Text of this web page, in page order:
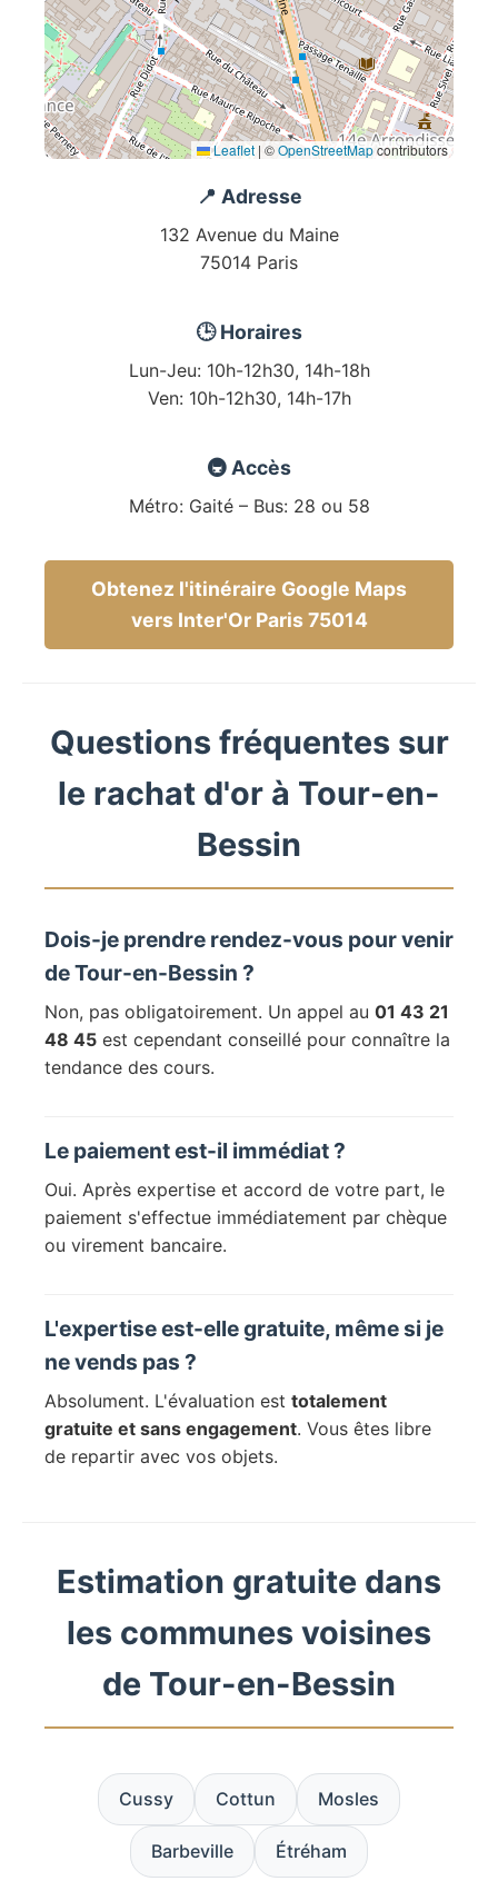
Leaflet | ©OpenStreetMapcontributors
📍 Adresse
132 Avenue du Maine
75014 Paris
🕒 Horaires
Lun-Jeu: 10h-12h30, 14h-18h
Ven: 10h-12h30, 14h-17h
🚇 Accès
Métro: Gaité – Bus: 28 ou 58
Obtenez l'itinéraire Google Maps
vers Inter'Or Paris 75014
Questions fréquentes sur
le rachat d'or à Tour-en-
Bessin
Dois-je prendre rendez-vous pour venir
de Tour-en-Bessin ?
Non, pas obligatoirement. Un appel au 01 43 21
48 45 est cependant conseillé pour connaître la
tendance des cours.
Le paiement est-il immédiat ?
Oui. Après expertise et accord de votre part, le
paiement s'effectue immédiatement par chèque
ou virement bancaire.
L'expertise est-elle gratuite, même si je
ne vends pas ?
Absolument. L'évaluation est totalement
gratuite et sans engagement. Vous êtes libre
de repartir avec vos objets.
Estimation gratuite dans
les communes voisines
de Tour-en-Bessin
Cussy Cottun Mosles
Barbeville Étréham